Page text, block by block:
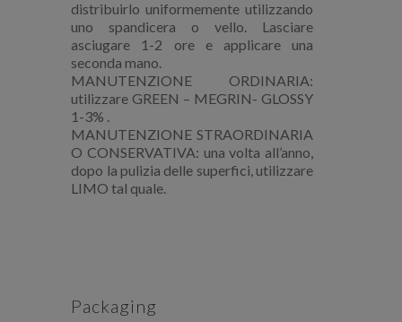
distribuirlo uniformemente utilizzando
uno spandicera o vello. Lasciare
asciugare 1-2 ore e applicare una
seconda mano.
MANUTENZIONE ORDINARIA:
utilizzare GREEN – MEGRIN- GLOSSY
1-3% .
MANUTENZIONE STRAORDINARIA
O CONSERVATIVA: una volta all’anno,
dopo la pulizia delle superfici, utilizzare
LIMO tal quale.
Packaging